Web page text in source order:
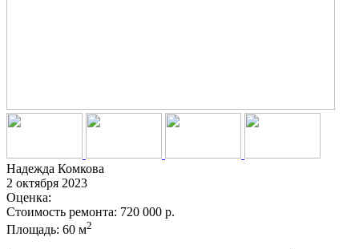
Надежда Комкова
2 октября 2023
Оценка:
Стоимость ремонта: 720 000 р.
Площадь: 60 м2